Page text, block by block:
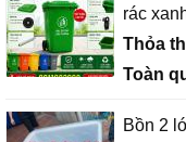
rác
Thỏa
Toàn
Bồn 2